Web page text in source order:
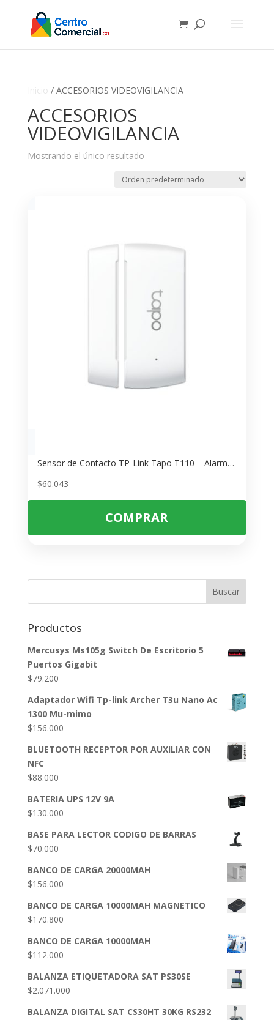
/ ACCESORIOS VIDEOVIGILANCIA
ACCESORIOS
VIDEOVIGILANCIA
Mostrando el único resultado
Sensor de Contacto TP-Link Tapo T110 – Alarma para Puertas y Ventanas
$60.043
COMPRAR
Buscar
Productos
Mercusys Ms105g Switch De Escritorio 5
Puertos Gigabit
$79.200
Adaptador Wifi Tp-link Archer T3u Nano Ac
1300 Mu-mimo
$156.000
BLUETOOTH RECEPTOR POR AUXILIAR CON
NFC
$88.000
BATERIA UPS 12V 9A
$130.000
BASE PARA LECTOR CODIGO DE BARRAS
$70.000
BANCO DE CARGA 20000MAH
$156.000
BANCO DE CARGA 10000MAH MAGNETICO
$170.800
BANCO DE CARGA 10000MAH
$112.000
BALANZA ETIQUETADORA SAT PS30SE
$2.071.000
BALANZA DIGITAL SAT CS30HT 30KG RS232